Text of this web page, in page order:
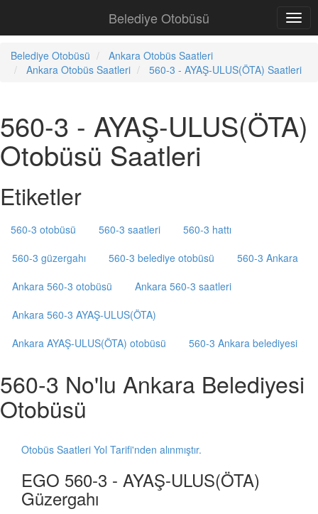
Belediye Otobüsü
Belediye Otobüsü
Ankara Otobüs Saatleri
Ankara Otobüs Saatleri
560-3 - AYAŞ-ULUS(ÖTA) Saatleri
560-3 - AYAŞ-ULUS(ÖTA)
Otobüsü Saatleri
Etiketler
560-3 otobüsü 560-3 saatleri
560-3 hattı
560-3 güzergahı
560-3 belediye otobüsü
560-3 Ankara
Ankara 560-3 otobüsü
Ankara 560-3 saatleri
Ankara 560-3 AYAŞ-ULUS(ÖTA)
Ankara AYAŞ-ULUS(ÖTA) otobüsü
560-3 Ankara belediyesi
560-3 No'lu Ankara Belediyesi
Otobüsü
Otobüs Saatleri Yol Tarifi'nden alınmıştır.
EGO 560-3 - AYAŞ-ULUS(ÖTA)
Güzergahı